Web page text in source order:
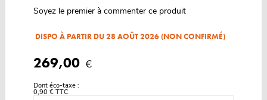
Soyez le premier à commenter ce produit
DISPO À PARTIR DU 28 AOÛT 2026 (NON CONFIRMÉ)
269,00 €
Dont éco-taxe :
0,90 € TTC